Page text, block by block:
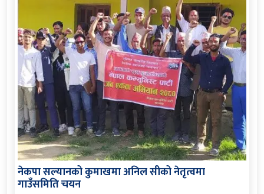
नेकपा सल्यानको कुमाखमा अनिल सीको नेतृत्वमा
गाउँसमिति चयन